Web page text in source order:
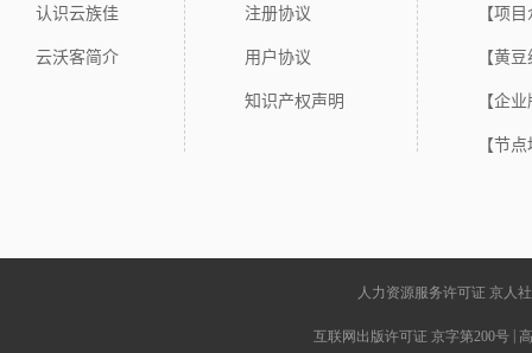
认识云族佳
云沃客简介
注册协议
用户协议
知识产权声明
【项
【黄
【企
【节
人力资源服务许可证 京人
互联网出版许可证 京字第200号|